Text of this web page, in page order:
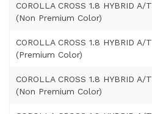
COROLLA CROSS 1.8 HYBRID A/T
(Non Premium Color)
COROLLA CROSS 1.8 HYBRID A/T
(Premium Color)
COROLLA CROSS 1.8 HYBRID A/T
(Non Premium Color)